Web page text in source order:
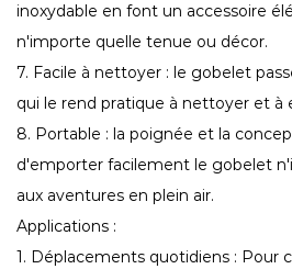
inoxydable en font un accessoire
n'importe quelle tenue ou décor.
7. Facile à nettoyer : le gobelet
qui le rend pratique à nettoyer et à
8. Portable : la poignée et la
d'emporter facilement le gobelet
aux aventures en plein air.
Applications :
1. Déplacements quotidiens : Pour